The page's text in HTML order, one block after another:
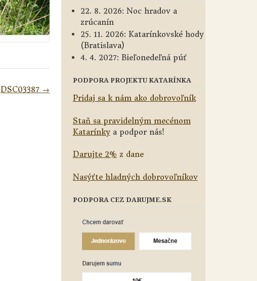
DSC03387 →
22. 8. 2026: Noc hradov a
zrúcanín
25. 11. 2026: Katarínkovské hody
(Bratislava)
4. 4. 2027: Bieľonedeľná púť
PODPORA PROJEKTU KATARÍNKA
Pridaj sa k nám ako dobrovoľník
Staň sa pravidelným mecénom
Katarínkya podpor nás!
Darujte 2% z dane
Nasýťte hladných dobrovoľníkov
PODPORA CEZ DARUJME.SK